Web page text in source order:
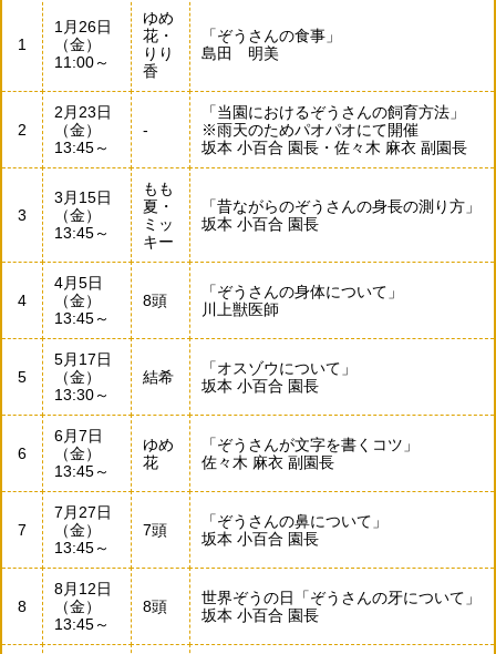
1
1月26日
（金）
11:00～
ゆめ
花・
りり
香
「ぞうさんの食事」
島田 明美
2
2月23日
（金）
13:45～
-
「当園におけるぞうさんの飼育方法」
※雨天のためパオパオにて開催
坂本 小百合 園長・佐々木 麻衣 副園長
3
3月15日
（金）
13:45～
もも
夏・
ミッ
キー
「昔ながらのぞうさんの身長の測り方」
坂本 小百合 園長
4
4月5日
（金）
13:45～
8頭
「ぞうさんの身体について」
川上獣医師
5
5月17日
（金）
13:30～
結希
「オスゾウについて」
坂本 小百合 園長
6
6月7日
（金）
13:45～
ゆめ
花
「ぞうさんが文字を書くコツ」
佐々木 麻衣 副園長
7
7月27日
（金）
13:45～
7頭
「ぞうさんの鼻について」
坂本 小百合 園長
8
8月12日
（金）
13:45～
8頭
世界ぞうの日「ぞうさんの牙について」
坂本 小百合 園長